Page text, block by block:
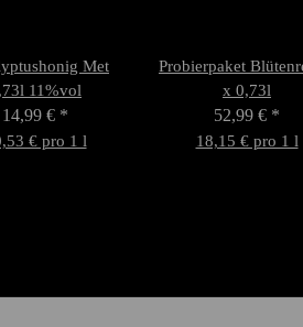
Met
11%vol
14,99 € *
€ pro 1 l
Probierpaket Blütenrein 4
x 0,73l
52,99 € *
18,15 € pro 1 l